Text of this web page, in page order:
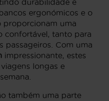
durabilidade e
ergonómicos e o
proporcionam uma
confortável, tanto para
passageiros. Com uma
impressionante, estes
longas e
também uma parte